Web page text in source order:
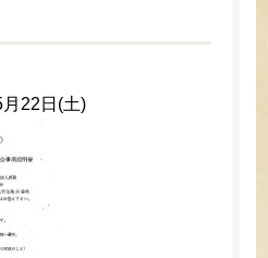
22日(土)